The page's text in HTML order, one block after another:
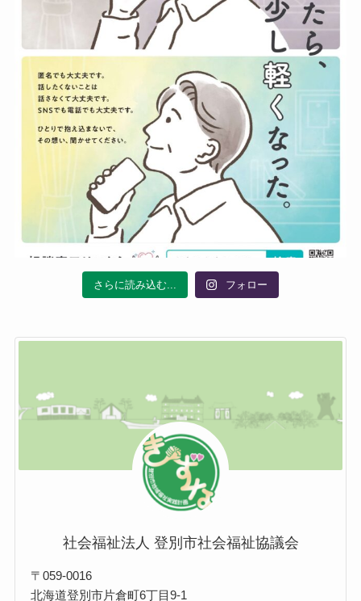
さらに読み込む... フォロー
社会福祉法人 登別市社会福祉協議会
〒059-0016
北海道登別市片倉町6丁目9-1